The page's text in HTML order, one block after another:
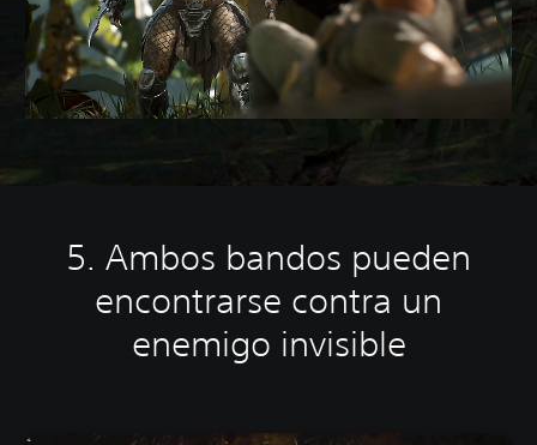
5. Ambos bandos pueden
encontrarse contra un
enemigo invisible